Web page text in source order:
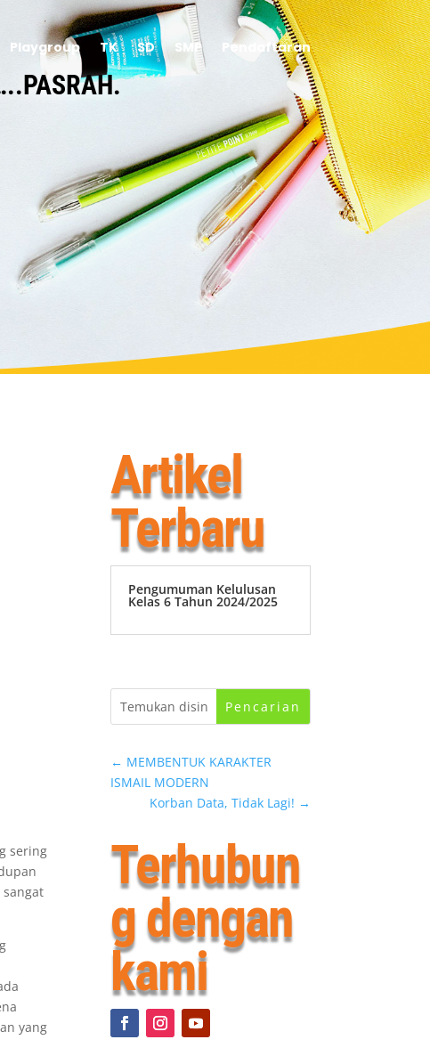
Playgroup TK SD SMP Pendaftaran
sering
yang
Artikel
Terbaru
Pengumuman Kelulusan
Kelas 6 Tahun 2024/2025
← MEMBENTUK KARAKTER
ISMAIL MODERN
Korban Data, Tidak Lagi! →
Terhubun
g dengan
kami